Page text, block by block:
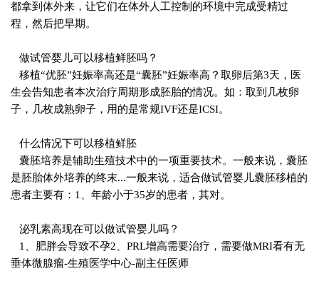
都拿到体外来，让它们在体外人工控制的环境中完成受精过
程，然后把早期。
做试管婴儿可以移植鲜胚吗？
移植“优胚”妊娠率高还是“囊胚”妊娠率高？取卵后第3天，医
生会告知患者本次治疗周期形成胚胎的情况。如：取到几枚卵
子，几枚成熟卵子，用的是常规IVF还是ICSI。
什么情况下可以移植鲜胚
囊胚培养是辅助生殖技术中的一项重要技术。一般来说，囊胚
是胚胎体外培养的终末...一般来说，适合做试管婴儿囊胚移植的
患者主要有：1、年龄小于35岁的患者，其对。
泌乳素高现在可以做试管婴儿吗？
1、肥胖会导致不孕2、PRL增高需要治疗，需要做MRI看有无
垂体微腺瘤-生殖医学中心-副主任医师